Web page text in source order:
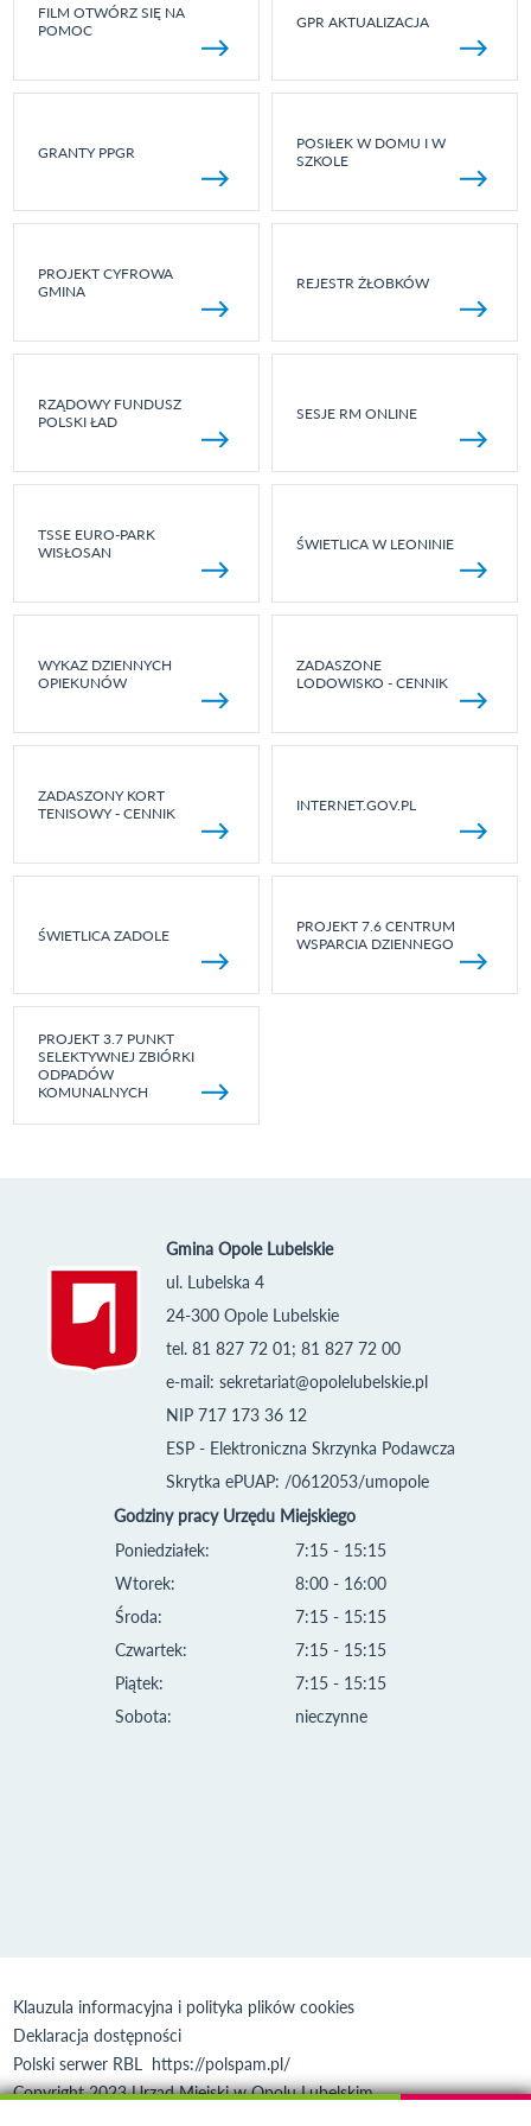
FILM OTWÓRZ SIĘ NA
POMOC
GPR AKTUALIZACJA
GRANTY PPGR
POSIŁEK W DOMU I W
SZKOLE
PROJEKT CYFROWA
GMINA
REJESTR ŻŁOBKÓW
RZĄDOWY FUNDUSZ
POLSKI ŁAD
SESJE RM ONLINE
TSSE EURO-PARK
WISŁOSAN
ŚWIETLICA W LEONINIE
WYKAZ DZIENNYCH
OPIEKUNÓW
ZADASZONE
LODOWISKO - CENNIK
ZADASZONY KORT
TENISOWY - CENNIK
INTERNET.GOV.PL
ŚWIETLICA ZADOLE
PROJEKT 7.6 CENTRUM
WSPARCIA DZIENNEGO
PROJEKT 3.7 PUNKT
SELEKTYWNEJ ZBIÓRKI
ODPADÓW
KOMUNALNYCH
Gmina Opole Lubelskie
ul. Lubelska 4
24-300 Opole Lubelskie
tel. 81 827 72 01; 81 827 72 00
e-mail: sekretariat@opolelubelskie.pl
NIP 717 173 36 12
ESP - Elektroniczna Skrzynka Podawcza
Skrytka ePUAP: /0612053/umopole
Godziny pracy Urzędu Miejskiego
Poniedziałek:
Wtorek:
Środa:
Czwartek:
Piątek:
Sobota:
7:15 - 15:15
8:00 - 16:00
7:15 - 15:15
7:15 - 15:15
7:15 - 15:15
nieczynne
Klauzula informacyjna i polityka plików cookies
Deklaracja dostępności
Polski serwer RBL https://polspam.pl/
Copyright 2023 Urząd Miejski w Opolu Lubelskim